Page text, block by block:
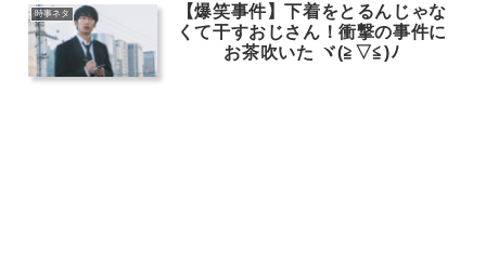
時事ネタ
【爆笑事件】下着をとるんじゃな
くて干すおじさん！衝撃の事件に
お茶吹いた ヾ(≧▽≦)ﾉ